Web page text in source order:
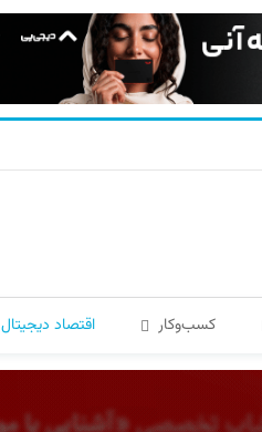
کسب‌و‌کار اقتصاد دیجیتال